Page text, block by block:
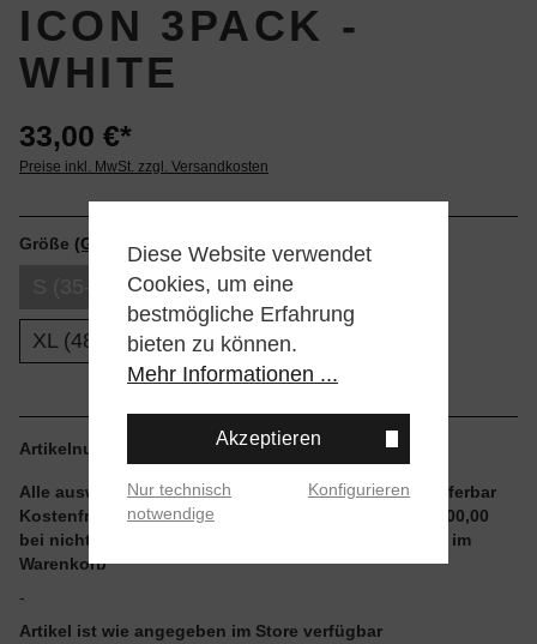
ICON 3PACK -
WHITE
33,00 €*
Preise inkl. MwSt. zzgl. Versandkosten
Größe (Größentabellen)
M (38-42) L (43-47)
XL (48-51)
Artikelnummer: M556D18ICP-WHT.S
Alle auswählbaren Größen und Artikel sind sofort lieferbar
Kostenfreier Versand ab einem Einkaufswert von € 100,00
bei nicht reduzierten Artikeln und ohne Aktionscode im
Warenkorb
-
Artikel ist wie angegeben im Store verfügbar
Diese Website verwendet
Cookies, um eine
bestmögliche Erfahrung
bieten zu können.
Mehr Informationen ...
Akzeptieren
Nur technisch
notwendige
Konfigurieren